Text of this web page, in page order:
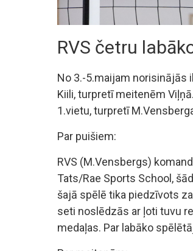
RVS četru
No 3.-5.maijam norisinājās
Kiili, turpretī meitenēm
1.vietu, turpretī
Par puišiem:
RVS (M.Vensbergs)
Tats/Rae Sports School,
šajā spēlē tika piedzīvots
seti noslēdzās ar ļoti tuvu
medaļas. Par labāko